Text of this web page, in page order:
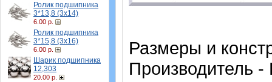
Ролик подшипника
3*13,8 (3х14)
6.00 р.
Ролик подшипника
3*15,8 (3х16)
6.00 р.
Шарик подшипника
12,303
20.00 р.
Размеры и
Производитель